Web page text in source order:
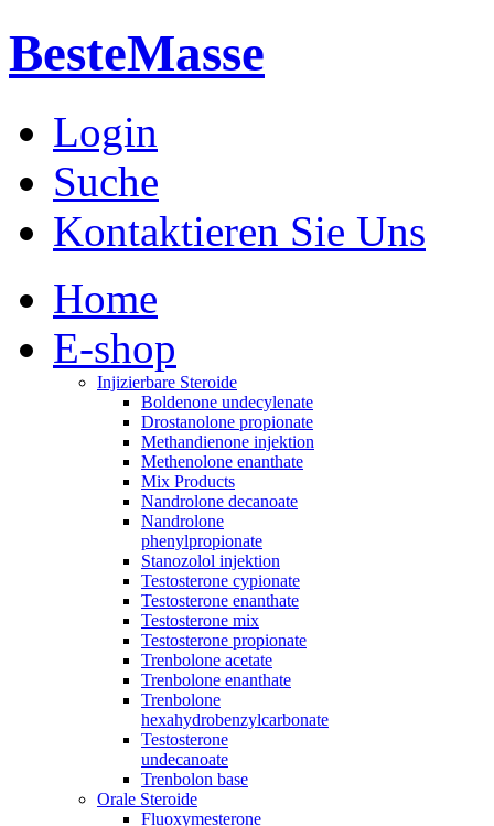
BesteMasse
Login
Suche
Kontaktieren Sie Uns
Home
E-shop
Injizierbare Steroide
Boldenone undecylenate
Drostanolone propionate
Methandienone injektion
Methenolone enanthate
Mix Products
Nandrolone decanoate
Nandrolone
phenylpropionate
Stanozolol injektion
Testosterone cypionate
Testosterone enanthate
Testosterone mix
Testosterone propionate
Trenbolone acetate
Trenbolone enanthate
Trenbolone
hexahydrobenzylcarbonate
Testosterone
undecanoate
Trenbolon base
Orale Steroide
Fluoxymesterone